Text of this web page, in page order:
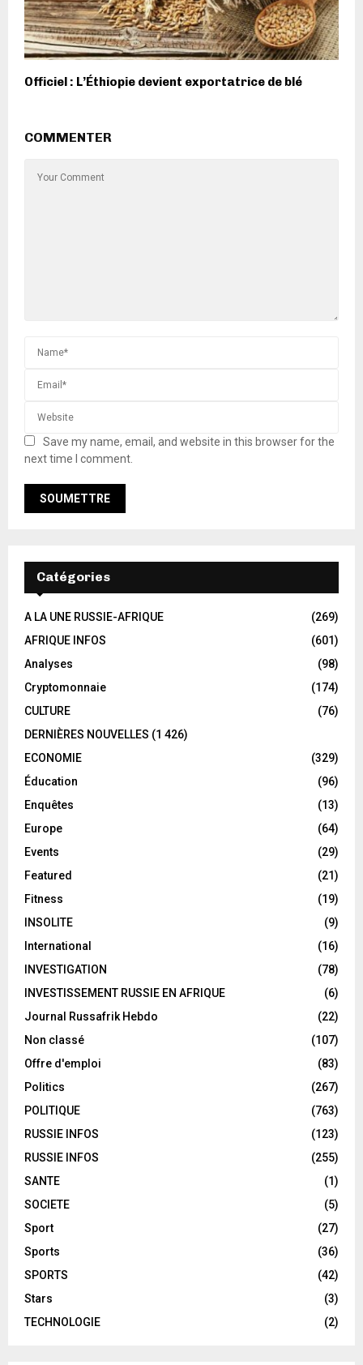
Officiel : L’Éthiopie devient exportatrice de blé
COMMENTER
Save my name, email, and website in this browser for the
next time I comment.
Catégories
A LA UNE RUSSIE-AFRIQUE
(269)
AFRIQUE INFOS
(601)
Analyses
(98)
Cryptomonnaie
(174)
CULTURE
(76)
DERNIÈRES NOUVELLES (1 426)
ECONOMIE
(329)
Éducation
(96)
Enquêtes
(13)
Europe
(64)
Events
(29)
Featured
(21)
Fitness
(19)
INSOLITE
(9)
International
(16)
INVESTIGATION
(78)
INVESTISSEMENT RUSSIE EN AFRIQUE
(6)
Journal Russafrik Hebdo
(22)
Non classé
(107)
Offre d'emploi
(83)
Politics
(267)
POLITIQUE
(763)
RUSSIE INFOS
(123)
RUSSIE INFOS
(255)
SANTE
(1)
SOCIETE
(5)
Sport
(27)
Sports
(36)
SPORTS
(42)
Stars
(3)
TECHNOLOGIE
(2)